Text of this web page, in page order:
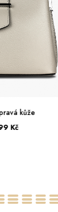
kůže
Kč